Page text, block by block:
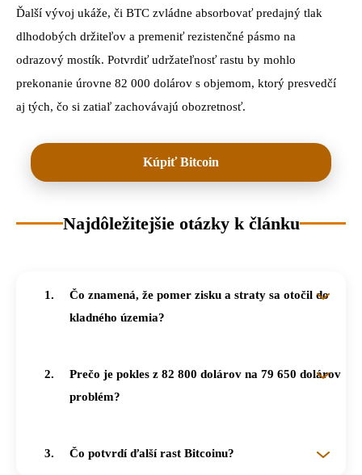
Ďalší vývoj ukáže, či BTC zvládne absorbovať predajný tlak
dlhodobých držiteľov a premeniť rezistenčné pásmo na
odrazový mostík. Potvrdiť udržateľnosť rastu by mohlo
prekonanie úrovne 82 000 dolárov s objemom, ktorý presvedčí
aj tých, čo si zatiaľ zachovávajú obozretnosť.
Kúpiť Bitcoin
Najdôležitejšie otázky k článku
Čo znamená, že pomer zisku a straty sa otočil do
kladného územia?
Prečo je pokles z 82 800 dolárov na 79 650 dolárov
problém?
Čo potvrdí ďalší rast Bitcoinu?